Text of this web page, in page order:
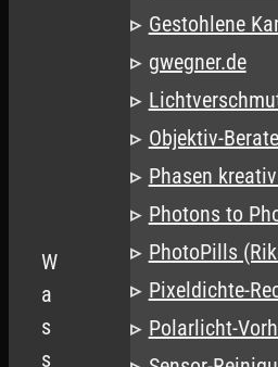
W
a
s
s
Gestohlene
gwegner.de
Objektiv-
Phasen
Photons to
PhotoPills
Pixeldichte-
Polarlicht-